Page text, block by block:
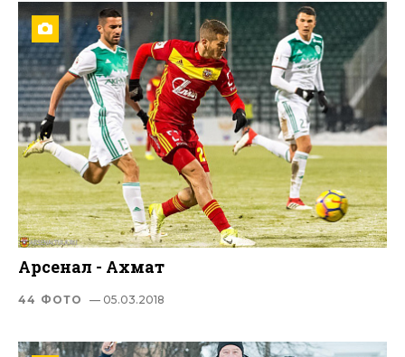
Арсенал - Ахмат
44 ФОТО — 05.03.2018